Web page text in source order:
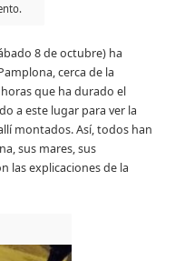
8 de octubre) ha
cerca de la
que ha durado el
a este lugar para ver la
montados. Así, todos han
sus mares, sus
las explicaciones de la